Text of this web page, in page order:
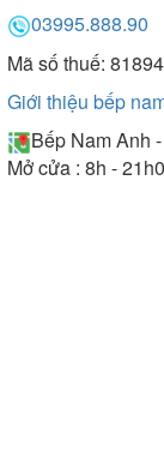
03995.888.90
Mã số thuế:
Giới thiệu bếp
Bếp Nam Anh
Mở cửa : 8h -